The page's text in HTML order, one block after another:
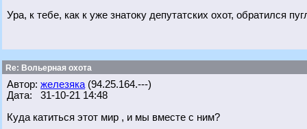
Ура, к тебе, как к уже знатоку депутатских охот, обратился
Re: Вольерная охота
Автор: железяка (94.25.164.---)
Дата: 31-10-21 14:48
Куда катиться этот мир , и мы вместе с ним?